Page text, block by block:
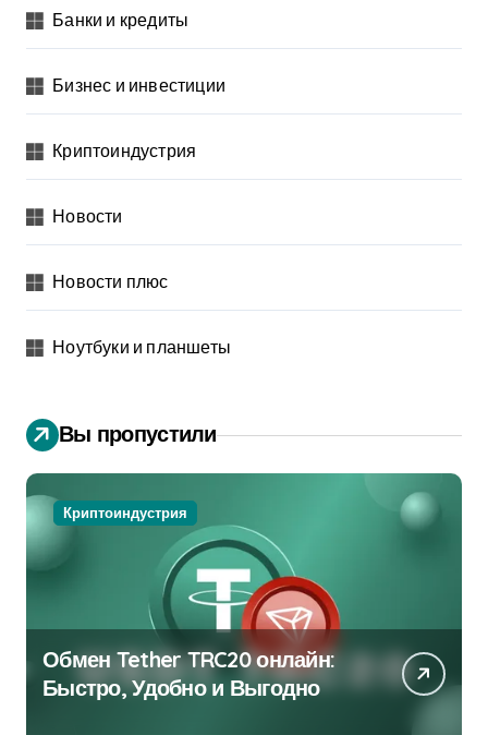
Банки и кредиты
Бизнес и инвестиции
Криптоиндустрия
Новости
Новости плюс
Ноутбуки и планшеты
Вы пропустили
Криптоиндустрия
Обмен Tether TRC20 онлайн:
Быстро, Удобно и Выгодно